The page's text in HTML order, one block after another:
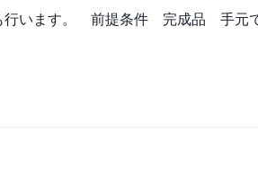
行います。 前提条件 完成品 手元
していますので、併せてご参照くだ